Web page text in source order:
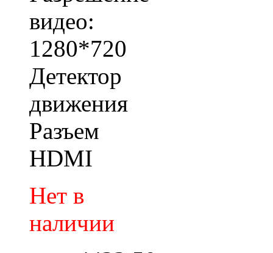
видео:
1280*720
Детектор
движения
Разъем
HDMI
Нет в
наличии